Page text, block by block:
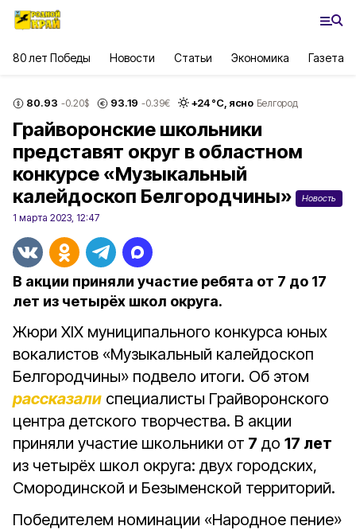
80 лет Победы Новости Статьи Экономика Газета
80.93 -0.20$ 93.19 -0.39€ +24°С, ясно Белгород
Грайворонские школьники
представят округ в областном
конкурсе «Музыкальный
калейдоскоп Белгородчины»
Новость
1 марта 2023, 12:47
В акции приняли участие ребята от 7 до 17
лет из четырёх школ округа.
Жюри XIX муниципального конкурса юных
вокалистов «Музыкальный калейдоскоп
Белгородчины» подвело итоги. Об этом
рассказали специалисты Грайворонского
центра детского творчества. В акции
приняли участие школьники от 7 до 17 лет
из четырёх школ округа: двух городских,
Смородинской и Безыменской территорий.
Победителем номинации «Народное пение»